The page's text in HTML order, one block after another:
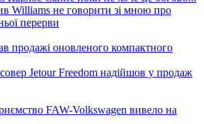
Williams не говорити зі мною про
перерви
Jetour Freedom надійшов у продаж